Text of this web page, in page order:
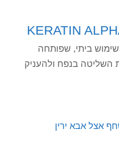
ביתי, שפותחה
בנפח ולהעניק